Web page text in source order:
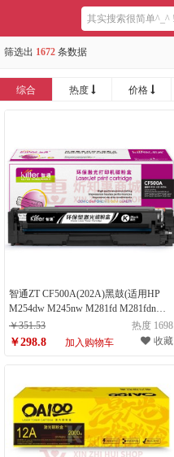
筛选出 1672 条数据
综合 热度 价格
智通ZT CF500A(202A)黑鼓(适用HP
M254dw M245nw M281fd M281fdn
M281dw M280nw)（计量单位：件）
￥351.53 热度 1698
￥298.8 加入购物车 收藏